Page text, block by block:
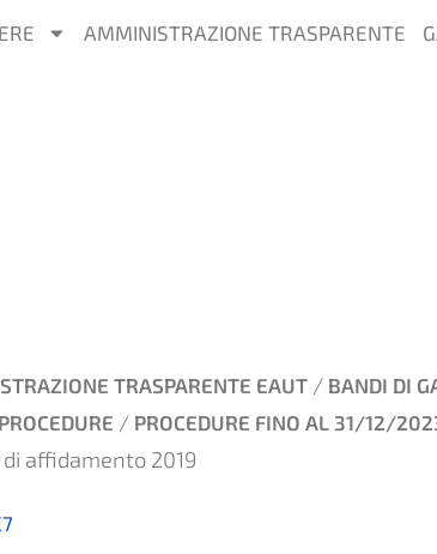
AMMINISTRAZIONE TRASPARENTE
TRASPARENTE EAUT / BANDI DI
/ PROCEDURE FINO AL 31/12/
affidamento 2019